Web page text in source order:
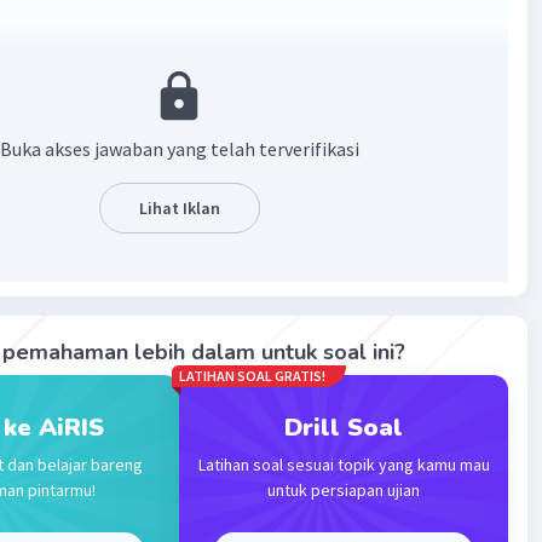
mengalami gaya gravitasi.
gaya gravitasi
Buka akses jawaban yang telah terverifikasi
Lihat Iklan
lebih dalam untuk soal ini?
AiRIS
dan belajar bareng
pintarmu!
LATIHAN SOAL GRATIS!
Drill Soal
Latihan soal sesuai topik yang kamu mau
untuk persiapan ujian